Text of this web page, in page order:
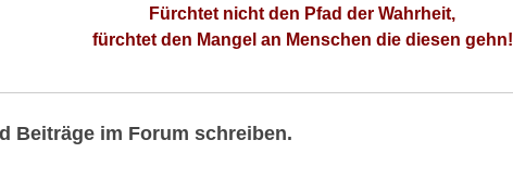
Fürchtet nicht den Pfad der Wahrheit,
fürchtet den Mangel an Menschen die diesen gehn!
Beiträge im Forum schreiben.